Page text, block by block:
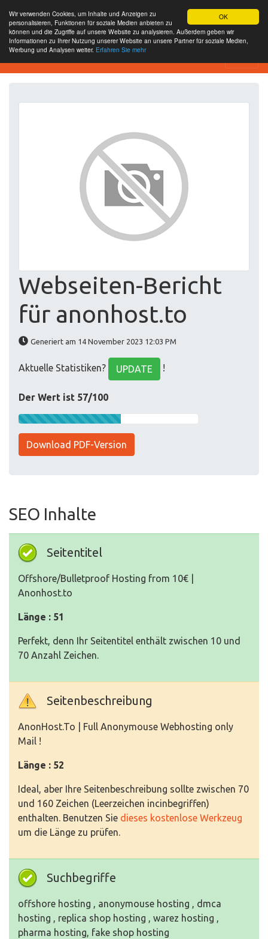
OK
Wir verwenden Cookies, um Inhalte und Anzeigen zu
personalisieren, Funktionen für soziale Medien anbieten zu
können und die Zugriffe auf unsere Website zu analysieren. Außerdem geben wir
Informationen zu Ihrer Nutzung unserer Website an unsere Partner für soziale Medien,
Werbung und Analysen weiter. Erfahren Sie mehr
SEO Analytics
Webseiten-Bericht
für anonhost.to
Generiert am 14 November 2023 12:03 PM
Aktuelle Statistiken? UPDATE !
Der Wert ist 57/100
Download PDF-Version
SEO Inhalte
Seitentitel
Offshore/Bulletproof Hosting from 10€ |
Anonhost.to
Länge : 51
Perfekt, denn Ihr Seitentitel enthält zwischen 10 und
70 Anzahl Zeichen.
Seitenbeschreibung
AnonHost.To | Full Anonymouse Webhosting only
Mail !
Länge : 52
Ideal, aber Ihre Seitenbeschreibung sollte zwischen 70
und 160 Zeichen (Leerzeichen incinbegriffen)
enthalten. Benutzen Sie dieses kostenlose Werkzeug
um die Länge zu prüfen.
Suchbegriffe
offshore hosting , anonymouse hosting , dmca
hosting , replica shop hosting , warez hosting ,
pharma hosting, fake shop hosting